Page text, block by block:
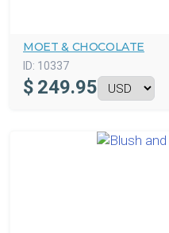
MOET & CHOCOLATE
ID: 10337
$ 249.95